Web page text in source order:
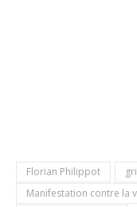
Florian Philippot
Manifestation contre la